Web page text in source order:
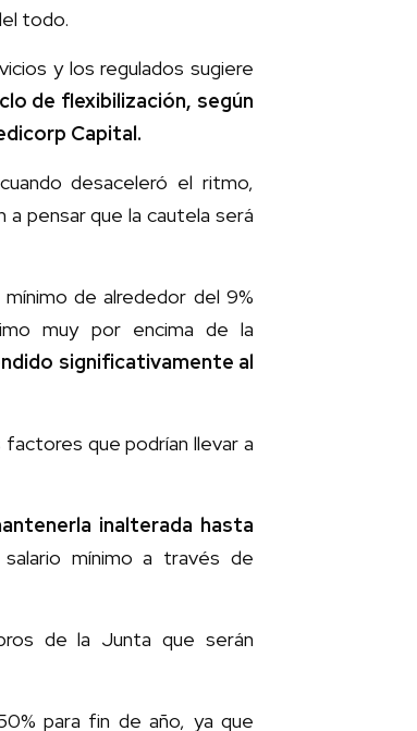
todo.
y los regulados sugiere
de flexibilización, según
Capital.
desaceleró el ritmo,
a pensar que la cautela será
de alrededor del 9%
muy por encima de la
significativamente al
que podrían llevar a
inalterada hasta
salario mínimo a través de
de la Junta que serán
para fin de año, ya que